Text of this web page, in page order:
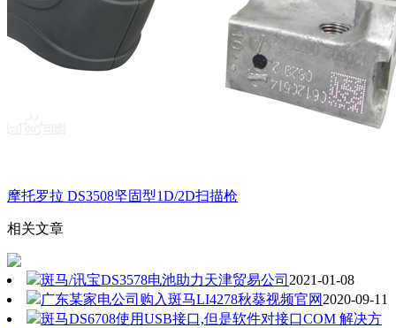
摩托罗拉 DS3508坚固型1D/2D扫描枪
相关文章
斑马/讯宝DS3578电池助力天津贸易公司 2021-01-08
广东某家电公司购入斑马LI4278秋葵视频官网 2020-09-11
斑马DS6708使用USB接口,但是软件对接口COM 解决方